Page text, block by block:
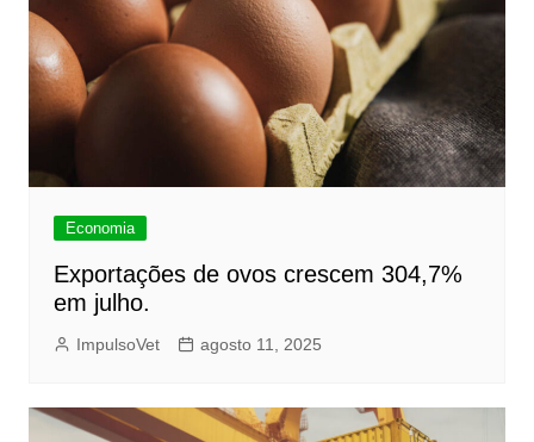
Economia
Exportações de ovos crescem 304,7%
em julho.
ImpulsoVet agosto 11, 2025